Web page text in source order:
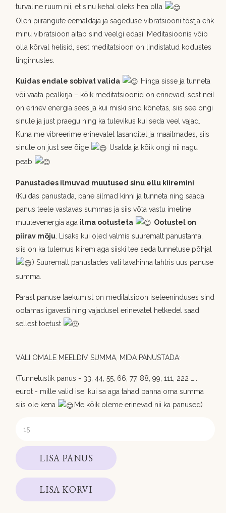
turvaline ruum nii, et sinu kehal oleks hea olla
Olen piirangute eemaldaja ja sageduse vibratsiooni tõstja ehk
minu vibratsioon aitab sind veelgi edasi. Meditasioonis võib
olla kõrval helisid, sest meditatsioon on lindistatud kodustes
tingimustes.
Kuidas endale sobivat valida
Hinga sisse ja tunneta
või vaata pealkirja – kõik meditatsioonid on erinevad, sest neil
on erinev energia sees ja kui miski sind kõnetas, siis see ongi
sinule ja just praegu ning ka tulevikus kui seda veel vajad.
Kuna me vibreerime erinevatel tasanditel ja maailmades, siis
sinule on just see õige
Usalda ja kõik ongi nii nagu
peab
Panustades ilmuvad muutused sinu ellu kiiremini
(Kuidas panustada, pane silmad kinni ja tunneta ning saada
panus teele vastavas summas ja siis võta vastu imeline
muutevenergia aga ilma ootusteta
Ootustel on
piirav mõju. Lisaks kui oled valmis suuremalt panustama,
siis on ka tulemus kiirem aga siiski tee seda tunnetuse põhjal
) Suuremalt panustades vali tavahinna lahtris uus panuse
summa.
Pärast panuse laekumist on meditatsioon iseteeninduses sind
ootamas igavesti ning vajadusel erinevatel hetkedel saad
sellest toetust
VALI OMALE MEELDIV SUMMA, MIDA PANUSTADA:
(Tunnetuslik panus - 33, 44, 55, 66, 77, 88, 99, 111, 222 …..
eurot - mille valid ise, kui sa aga tahad panna oma summa
siis ole kena
Me kõik oleme erinevad nii ka panused)
LISA PANUS
LISA KORVI